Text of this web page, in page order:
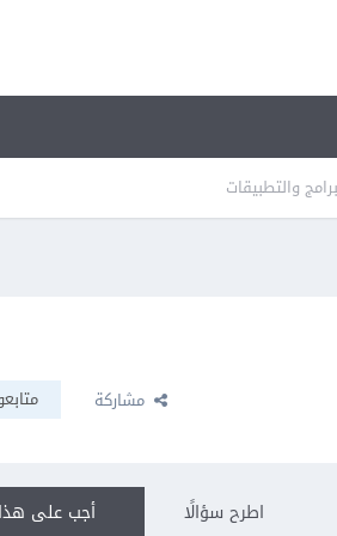
والتطبيقات
مشاركة
أجب على اطرح سؤالًا